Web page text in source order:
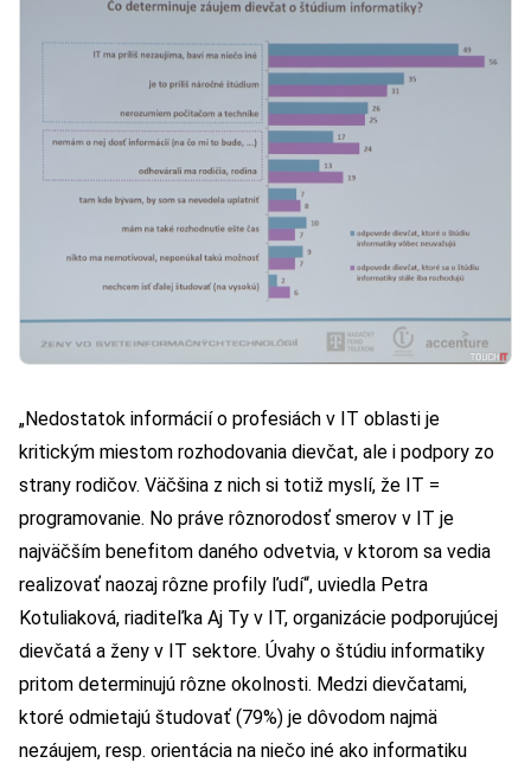
„Nedostatok informácií o profesiách v IT oblasti je
kritickým miestom rozhodovania dievčat, ale i podpory zo
strany rodičov. Väčšina z nich si totiž myslí, že IT =
programovanie. No práve rôznorodosť smerov v IT je
najväčším benefitom daného odvetvia, v ktorom sa vedia
realizovať naozaj rôzne profily ľudí“, uviedla Petra
Kotuliaková, riaditeľka Aj Ty v IT, organizácie podporujúcej
dievčatá a ženy v IT sektore. Úvahy o štúdiu informatiky
pritom determinujú rôzne okolnosti. Medzi dievčatami,
ktoré odmietajú študovať (79%) je dôvodom najmä
nezáujem, resp. orientácia na niečo iné ako informatiku